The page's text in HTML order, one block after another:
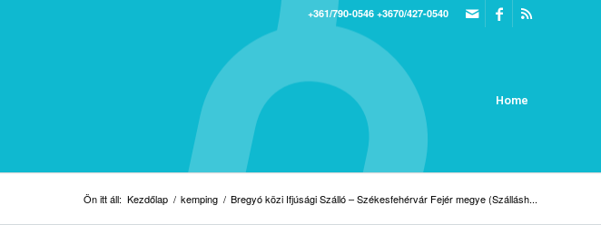
+361/790-0546 +3670/427-0540
Home
Ön itt áll: Kezdőlap / kemping / Bregyó közi Ifjúsági Szálló – Székesfehérvár Fejér megye (Szállásh...